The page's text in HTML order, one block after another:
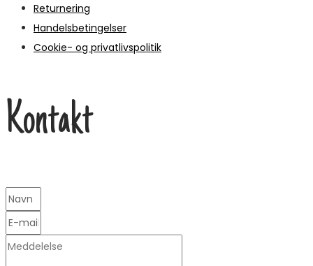
Returnering
Handelsbetingelser
Cookie- og privatlivspolitik
Kontakt